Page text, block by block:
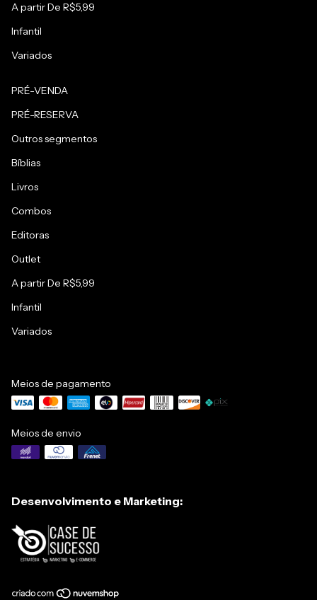
A partir De R$5,99
Infantil
Variados
PRÉ-VENDA
PRÉ-RESERVA
Outros segmentos
Bíblias
Livros
Combos
Editoras
Outlet
A partir De R$5,99
Infantil
Variados
Meios de pagamento
Meios de envio
Desenvolvimento e Marketing: